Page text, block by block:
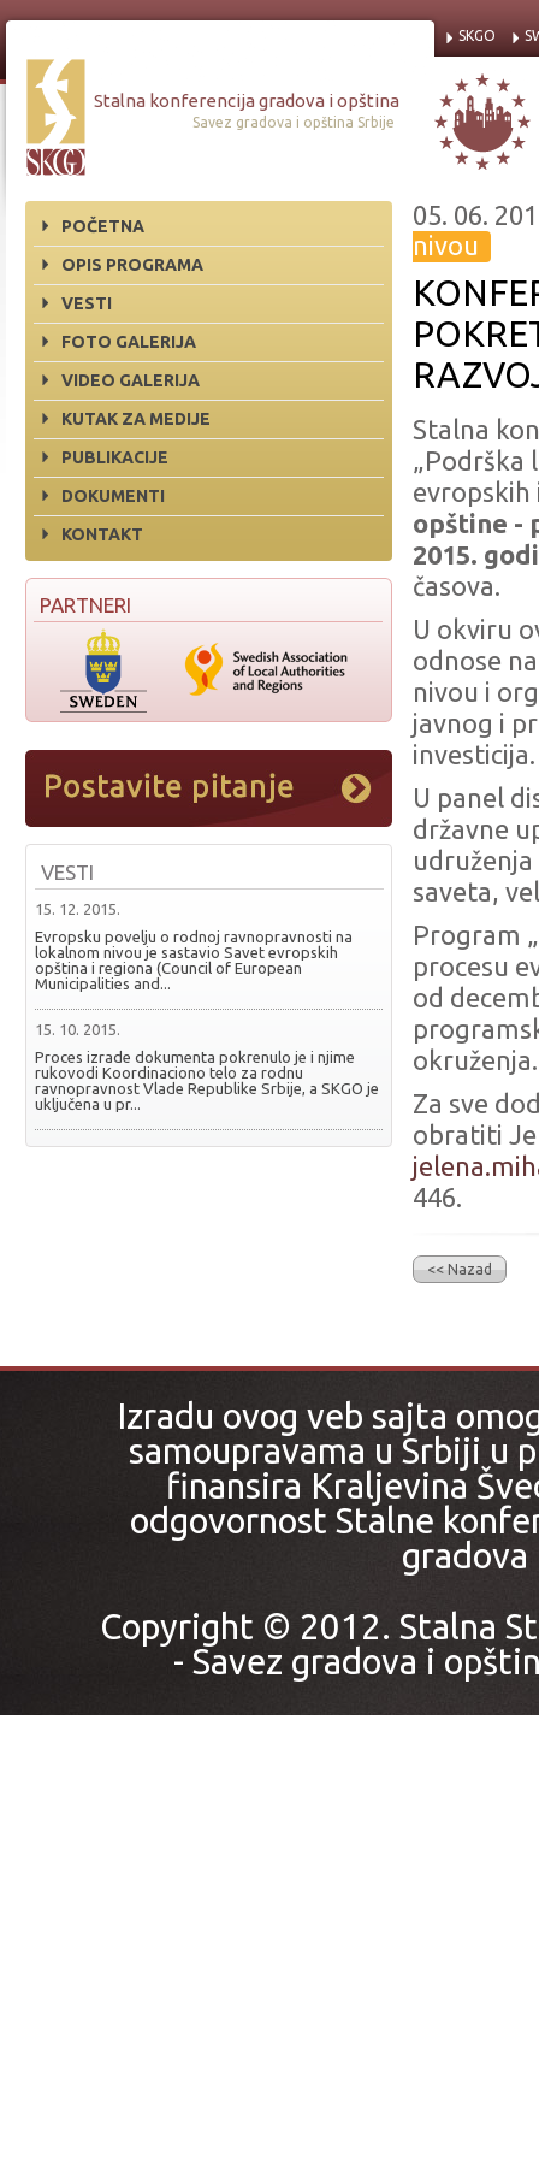
Stalna konferencija gradova i opština
Savez gradova i opština Srbije
SKGO
POČETNA
OPIS PROGRAMA
VESTI
FOTO GALERIJA
VIDEO GALERIJA
KUTAK ZA MEDIJE
PUBLIKACIJE
DOKUMENTI
KONTAKT
PARTNERI
VESTI
15. 12. 2015.
Evropsku povelju o rodnoj ravnopravnosti na
lokalnom nivou je sastavio Savet evropskih
opština i regiona (Council of European
Municipalities and...
15. 10. 2015.
Proces izrade dokumenta pokrenulo je i njime
rukovodi Koordinaciono telo za rodnu
ravnopravnost Vlade Republike Srbije, a SKGO je
uključena u pr...
05. 06.
nivou
Stalna
„Podrška
opštine -
2015.
časova.
U okviru
odnose
nivou i
javnog i
investicija.
U panel
državne
saveta,
Program
procesu
od
okruženja.
Za sve
obratiti
446.
<< Nazad
Izradu ovog veb sajta
samoupravama u Srbiji u
finansira Kraljevina
odgovornost Stalne
gradova
Copyright © 2012. Stalna
- Savez gradova i